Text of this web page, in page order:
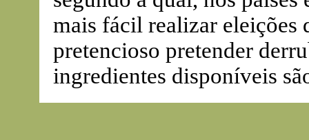
mais fácil realizar eleições
pretencioso pretender
ingredientes disponíveis